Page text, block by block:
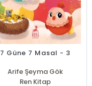
7 Güne 7 Masal - 3
Arife Şeyma Gök
Ren Kitap